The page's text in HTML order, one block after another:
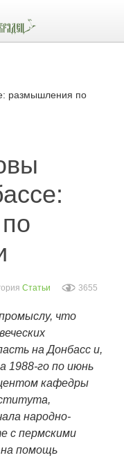
размышления по
Статьи 3655
что
на Донбасс и,
1988-го по июнь
кафедры
народно-
с пермскими
на помощь